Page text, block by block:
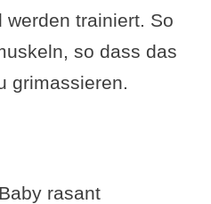
trainiert. So
so dass das
grimassieren.
rasant